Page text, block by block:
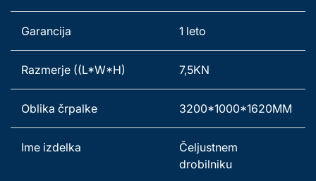
Garancija 1 leto
Razmerje ((L*W*H) 7,5KN
Oblika črpalke 3200*1000*1620MM
Ime izdelka
Čeljustnem
drobilniku